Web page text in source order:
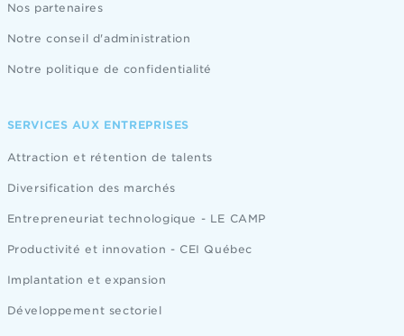
Nos partenaires
Notre conseil d'administration
Notre politique de confidentialité
SERVICES AUX ENTREPRISES
Attraction et rétention de talents
Diversification des marchés
Entrepreneuriat technologique - LE CAMP
Productivité et innovation - CEI Québec
Implantation et expansion
Développement sectoriel